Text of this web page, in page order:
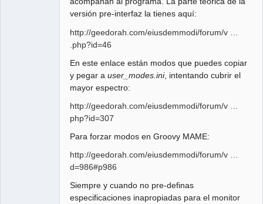
versión pre-interfaz la tienes aquí:
http://geedorah.com/eiusdemmodi/forum/v …
.php?id=46
En este enlace están modos que puedes copiar
y pegar auser_modes.ini, intentando cubrir el
mayor espectro:
http://geedorah.com/eiusdemmodi/forum/v …
php?id=307
Para forzar modos en Groovy MAME:
http://geedorah.com/eiusdemmodi/forum/v …
d=986#p986
Siempre y cuando no pre-definas
especificaciones inapropiadas para el monitor